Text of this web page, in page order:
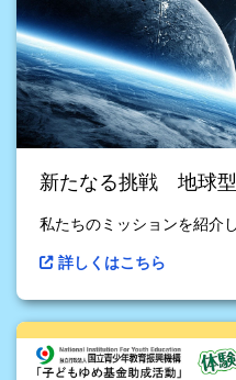
新たなる挑戦 地球
私たちのミッションを紹介
詳しくはこちら